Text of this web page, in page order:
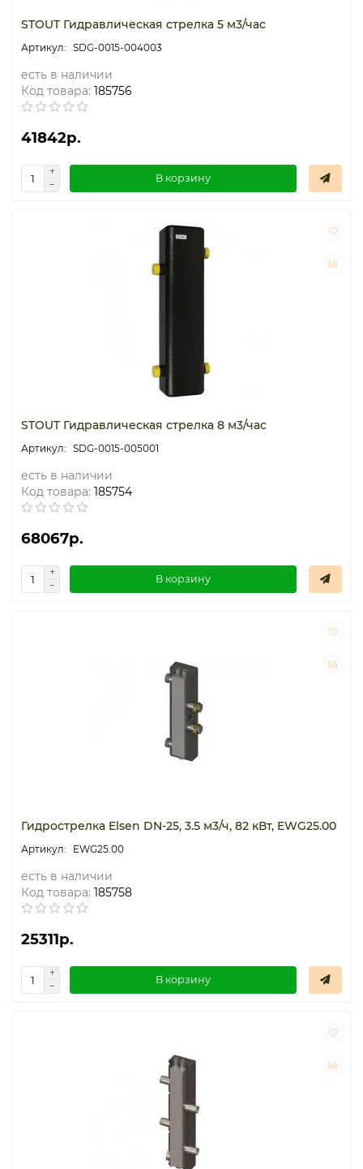
STOUT Гидравлическая стрелка 5 м3/час
SDG-0015-004003
есть в наличии
Код товара: 185756
41842р.
В корзину
STOUT Гидравлическая стрелка 8 м3/час
SDG-0015-005001
есть в наличии
Код товара: 185754
68067р.
В корзину
Гидрострелка Elsen DN-25, 3.5 м3/ч, 82 кВт, EWG25.00
EWG25.00
есть в наличии
Код товара: 185758
25311р.
В корзину